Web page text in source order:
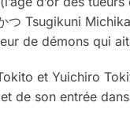
つ Tsugikuni
de démons qui
et Yuichiro
de son entrée